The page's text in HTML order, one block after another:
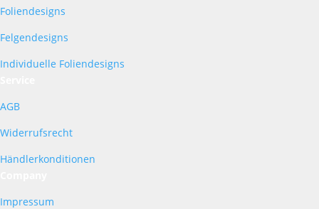
Foliendesigns
Felgendesigns
Individuelle Foliendesigns
AGB
Widerrufsrecht
Händlerkonditionen
Impressum